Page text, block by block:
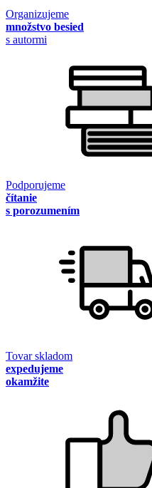
Organizujeme
množstvo besied
s autormi
Podporujeme
čítanie
s porozumením
Tovar skladom
expedujeme
okamžite